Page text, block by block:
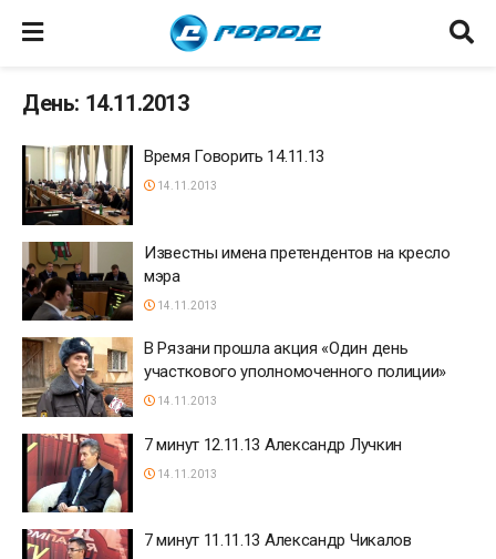
День: 14.11.2013
Время Говорить 14.11.13
14.11.2013
Известны имена претендентов на кресло
мэра
14.11.2013
В Рязани прошла акция «Один день
участкового уполномоченного полиции»
14.11.2013
7 минут 12.11.13 Александр Лучкин
14.11.2013
7 минут 11.11.13 Александр Чикалов